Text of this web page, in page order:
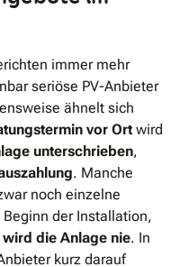
immer mehr
seriöse PV-Anbieter
ähnelt sich
vor Ort wird
unterschrieben,
. Manche
noch einzelne
der Installation,
die Anlage nie. In
kurz darauf